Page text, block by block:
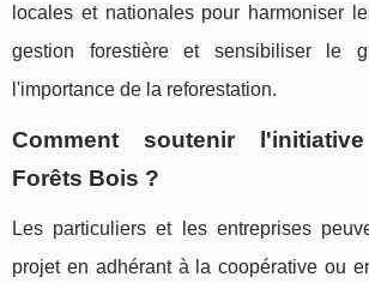
locales et nationales pour harmoniser
gestion forestière et sensibiliser le
l'importance de la reforestation.
Comment soutenir
Forêts Bois ?
Les particuliers et les entreprises
projet en adhérant à la coopérative ou